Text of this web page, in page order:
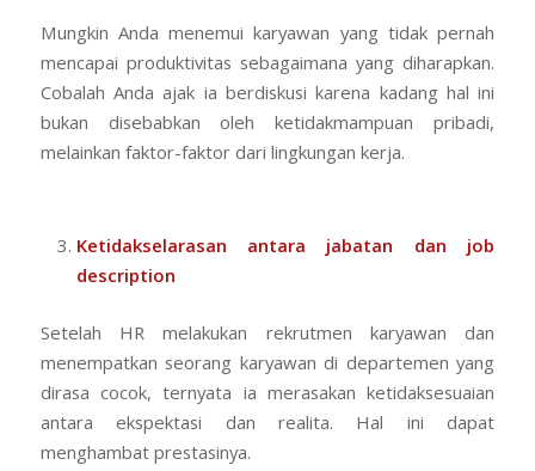
Mungkin Anda menemui karyawan yang tidak pernah
mencapai produktivitas sebagaimana yang diharapkan.
Cobalah Anda ajak ia berdiskusi karena kadang hal ini
bukan disebabkan oleh ketidakmampuan pribadi,
melainkan faktor-faktor dari lingkungan kerja.
Ketidakselarasan antara jabatan dan job
description
Setelah HR melakukan rekrutmen karyawan dan
menempatkan seorang karyawan di departemen yang
dirasa cocok, ternyata ia merasakan ketidaksesuaian
antara ekspektasi dan realita. Hal ini dapat
menghambat prestasinya.